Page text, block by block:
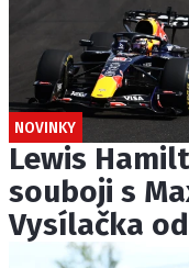
NOVINKY
Lewis
souboji s
Vysílačka